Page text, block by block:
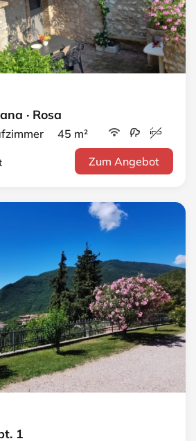
· Rosa
45 m²
Zum Angebot
1